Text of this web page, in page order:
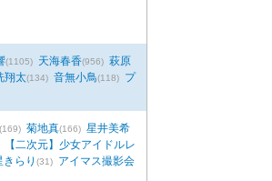
(1105) 天海春香(956) 萩原
翔太(134) 音無小鳥(118)
プ
(169) 菊地真(166) 星井美希
【二次元】少女アイドルレ
きらり (31)
アイマス撮影会